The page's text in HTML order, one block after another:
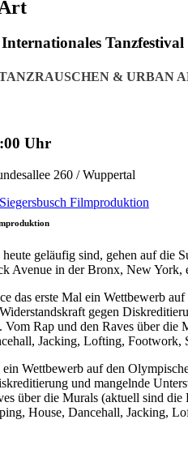
Tanzfestival
& URBAN
Uhr
260 / Wuppertal
geläufig sind, gehen auf
Avenue in der Bronx, New
das erste Mal ein Wettbewerb
gegen
Vom Rap und den Raves über
Jacking, Lofting,
Wettbewerb auf den
und mangelnde
über die Murals (aktuell sind
House, Dancehall, Jacking,